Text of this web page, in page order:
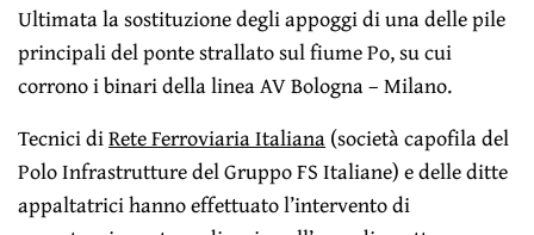
Ultimata la sostituzione degli appoggi di una delle pile
principali del ponte strallato sul fiume Po, su cui
corrono i binari della linea AV Bologna – Milano.
Tecnici diRete Ferroviaria Italiana(società capofila del
Polo Infrastrutture del Gruppo FS Italiane) e delle ditte
appaltatrici hanno effettuato l’intervento di